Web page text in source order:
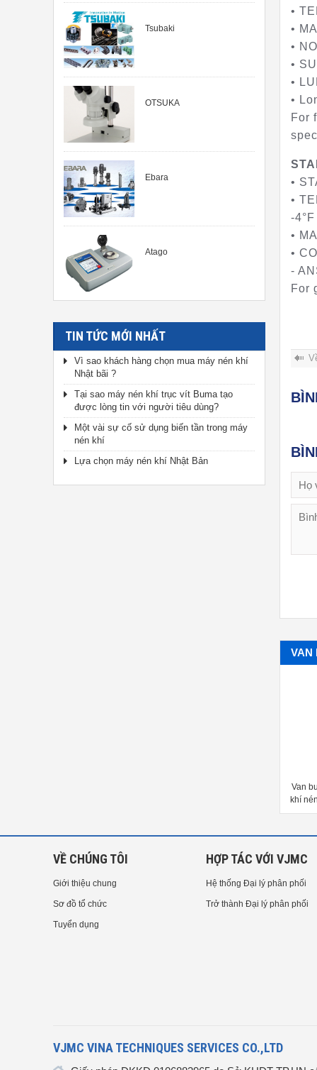
Tsubaki
OTSUKA
Ebara
Atago
TIN TỨC MỚI NHẤT
Vì sao khách hàng chọn mua máy nén khí
Nhật bãi ?
Tại sao máy nén khí trục vít Buma tạo
được lòng tin với người tiêu dùng?
Một vài sự cố sử dụng biến tần trong máy
nén khí
Lựa chọn máy nén khí Nhật Bản
•
•
•
•
•
•
For
•
•
-
•
•
-
For
VAN
Van
khí
Trung
VỀ CHÚNG TÔI
Giới thiệu chung
Sơ đồ tổ chức
Tuyển dụng
HỢP TÁC VỚI VJMC
Hệ thống Đại lý phân phối
Trở thành Đại lý phân phối
VJMC VINA TECHNIQUES SERVICES CO.,LTD